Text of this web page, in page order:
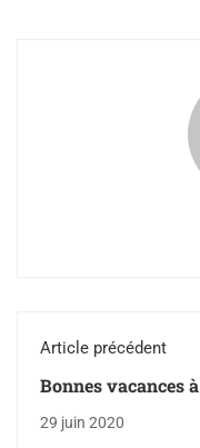
Article précédent
Bonnes vacances à
tous les élèves!
29 juin 2020